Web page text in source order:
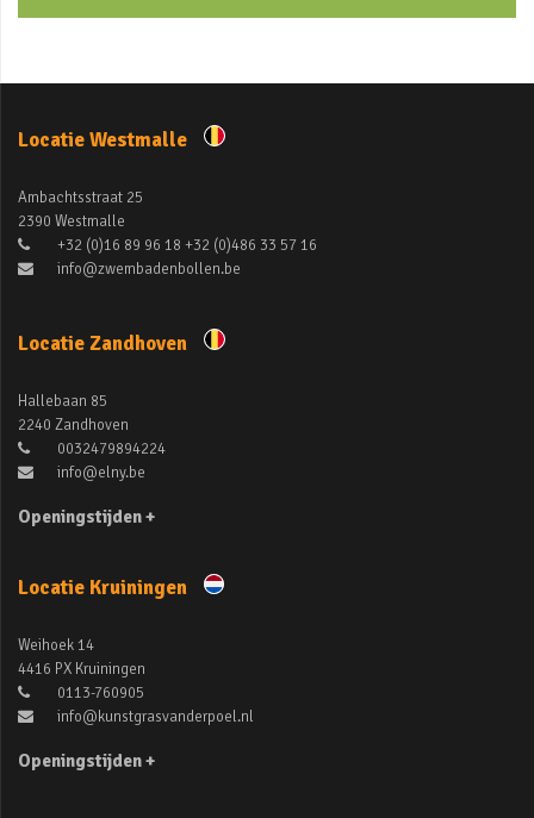
Locatie Westmalle
Ambachtsstraat 25
2390 Westmalle
+32 (0)16 89 96 18 +32 (0)486 33 57 16
info@zwembadenbollen.be
Locatie Zandhoven
Hallebaan 85
2240 Zandhoven
0032479894224
info@elny.be
Openingstijden +
Locatie Kruiningen
Weihoek 14
4416 PX Kruiningen
0113-760905
info@kunstgrasvanderpoel.nl
Openingstijden +